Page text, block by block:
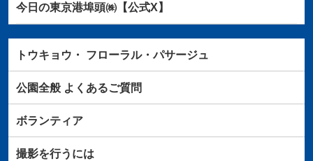
今日の東京港埠頭㈱【公式X】
トウキョウ・ フローラル・パサージュ
公園全般よくあるご質問
ボランティア
撮影を行うには